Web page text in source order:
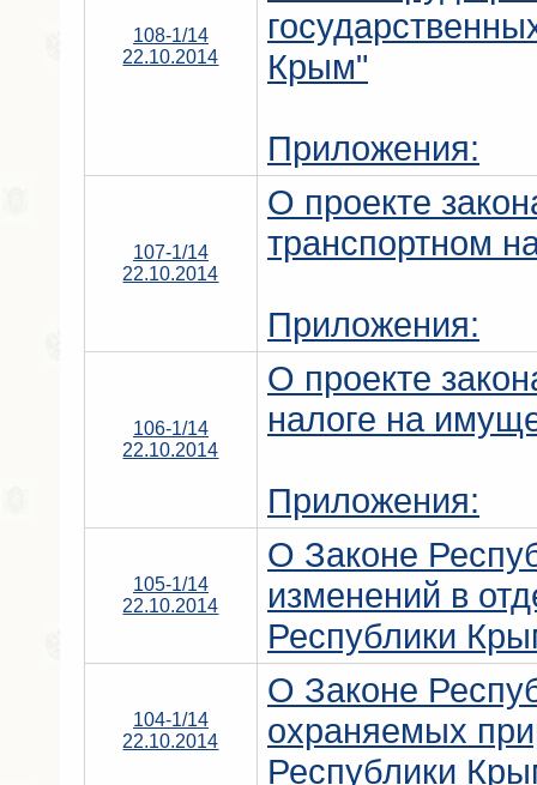
108-1/14
22.10.2014
Крым"
Приложения:
107-1/14
22.10.2014
О проекте
транспортном
Приложения:
106-1/14
22.10.2014
О проекте
налоге на
Приложения:
105-1/14
22.10.2014
О Законе
изменений в
Республики
104-1/14
22.10.2014
О Законе
охраняемых
Республики